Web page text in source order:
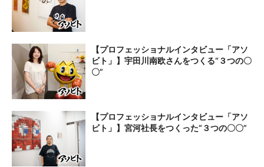
【プロフェッショナルインタビュー「アソ
ビト」】宇田川南欧さんをつくる“３つの〇
〇”
【プロフェッショナルインタビュー「アソ
ビト」】宮河社長をつくった“３つの〇〇”